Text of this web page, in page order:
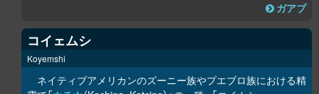
ガアプ
コイェムシ
Koyemshi
ネイティブアメリカンのズーニー族やプエブロ族における精